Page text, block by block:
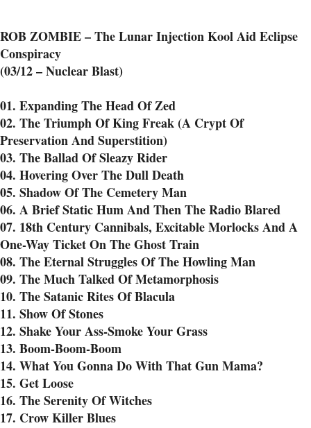
ROB ZOMBIE – The Lunar Injection Kool Aid Eclipse
Conspiracy
(03/12 – Nuclear Blast)
01. Expanding The Head Of Zed
02. The Triumph Of King Freak (A Crypt Of
Preservation And Superstition)
03. The Ballad Of Sleazy Rider
04. Hovering Over The Dull Death
05. Shadow Of The Cemetery Man
06. A Brief Static Hum And Then The Radio Blared
07. 18th Century Cannibals, Excitable Morlocks And A
One-Way Ticket On The Ghost Train
08. The Eternal Struggles Of The Howling Man
09. The Much Talked Of Metamorphosis
10. The Satanic Rites Of Blacula
11. Show Of Stones
12. Shake Your Ass-Smoke Your Grass
13. Boom-Boom-Boom
14. What You Gonna Do With That Gun Mama?
15. Get Loose
16. The Serenity Of Witches
17. Crow Killer Blues